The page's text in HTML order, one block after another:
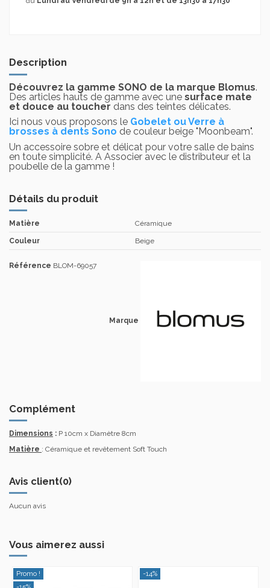
Description
Découvrez la gamme SONO de la marque Blomus.
Des articles hauts de gamme avec une surface mate
et douce au toucher dans des teintes délicates.
Ici nous vous proposons le Gobelet ou Verre à
brosses à dents Sono de couleur beige "Moonbeam".
Un accessoire sobre et délicat pour votre salle de bains
en toute simplicité. A Associer avec le distributeur et la
poubelle de la gamme !
Détails du produit
Matière Céramique
Couleur Beige
Marque
Référence BLOM-69057
Complément
Dimensions : P 10cm x Diamètre 8cm
Matière : Céramique et revêtement Soft Touch
Avis client(0)
Aucun avis
Vous aimerez aussi
Promo !
-14%